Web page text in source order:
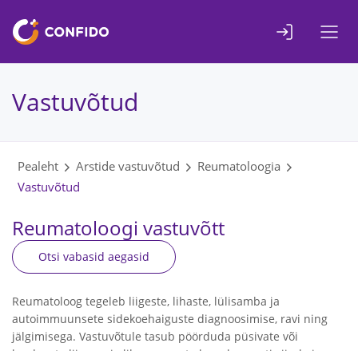
sisuni
Vastuvõtud
Pealeht Arstide vastuvõtud
Reumatoloogia
Vastuvõtud
Reumatoloogi vastuvõtt
Otsi vabasid aegasid
Reumatoloog tegeleb liigeste, lihaste, lülisamba ja
autoimmuunsete sidekoehaiguste diagnoosimise, ravi ning
jälgimisega. Vastuvõtule tasub pöörduda püsivate või